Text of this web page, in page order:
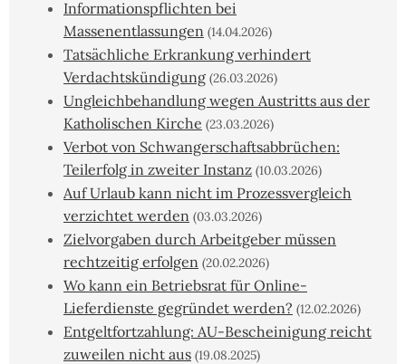
Informationspflichten bei
Massenentlassungen (14.04.2026)
Tatsächliche Erkrankung verhindert
Verdachtskündigung (26.03.2026)
Ungleichbehandlung wegen Austritts aus der
Katholischen Kirche (23.03.2026)
Verbot von Schwangerschaftsabbrüchen:
Teilerfolg in zweiter Instanz (10.03.2026)
Auf Urlaub kann nicht im Prozessvergleich
verzichtet werden (03.03.2026)
Zielvorgaben durch Arbeitgeber müssen
rechtzeitig erfolgen (20.02.2026)
Wo kann ein Betriebsrat für Online-
Lieferdienste gegründet werden? (12.02.2026)
Entgeltfortzahlung: AU-Bescheinigung reicht
zuweilen nicht aus (19.08.2025)